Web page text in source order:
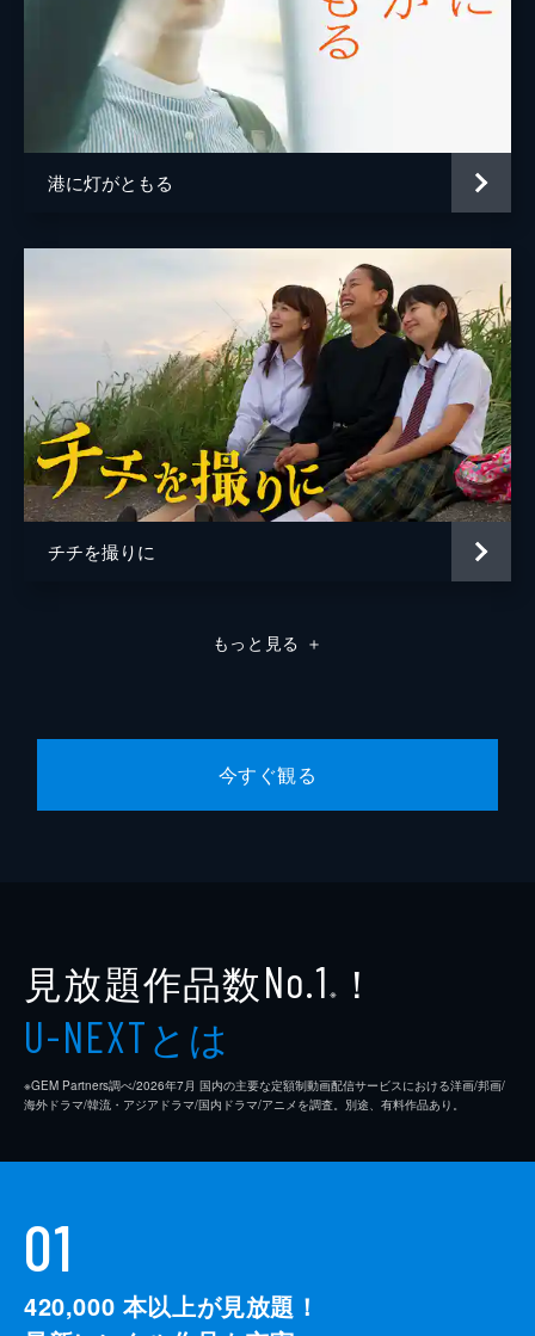
港に灯がともる
チチを撮りに
もっと見る ＋
今すぐ観る
見放題作品数No.1 ※ ！
U-NEXTとは
※GEM Partners調べ/2026年7⽉ 国内の主要な定額制動画配信サービスにおける洋画/邦画/
海外ドラマ/韓流・アジアドラマ/国内ドラマ/アニメを調査。別途、有料作品あり。
01
420,000 本以上が見放題！